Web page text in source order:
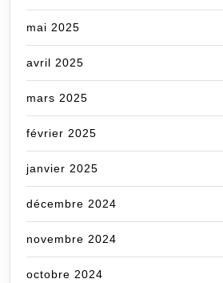
mai 2025
avril 2025
mars 2025
février 2025
janvier 2025
décembre 2024
novembre 2024
octobre 2024